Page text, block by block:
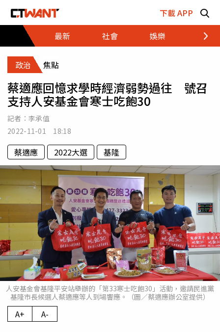
下載 APP
最新
社會 娛樂 財經
政治 焦點
蔡適應回憶求學時經濟弱勢過往 號召
支持人安基金會寒士吃飽30
記者： 李承值
2022-11-01 18:18
蔡適應 2022大選 基隆
人安基金會基隆平安站舉辦的「第33寒士吃飽30」活動，邀請民進黨
基隆市長候選人蔡適應等人到場響應。（圖／蔡適應辦公室提供）
A+ A-